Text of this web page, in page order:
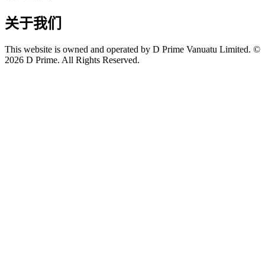
关于我们
This website is owned and operated by D Prime Vanuatu Limited. ©
2026 D Prime. All Rights Reserved.